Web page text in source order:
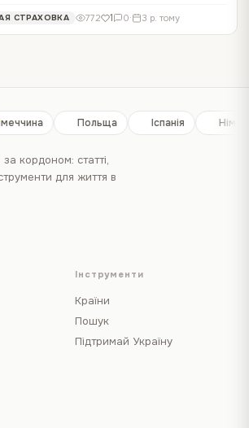
СТРАХОВКА 772 1 0· 3 р. тому
може бути корисною процедурою, оскільки
фінансові…
0· 3 р. тому
робить процес переказу досить складним та
тексті ми…
2 0· 3 р. тому
Польща Іспанія
за кордоном: статті,
для життя в
Інструменти
Країни
Пошук
Підтримай Україну